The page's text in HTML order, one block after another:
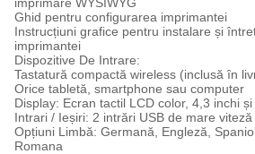
Ghid pentru configurarea imprimantei
Instrucțiuni grafice pentru instalare și
imprimantei
Dispozitive De Intrare:
Tastatură compactă wireless (inclusă în
Orice tabletă, smartphone sau computer
Display: Ecran tactil LCD color, 4,3 inchi
Intrari / Ieșiri: 2 intrări USB de mare viteză
Opțiuni Limbă: Germană, Engleză,
Romana